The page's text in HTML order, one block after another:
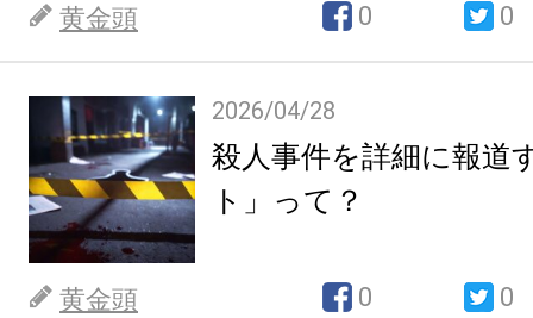
黄金頭 0 0
2026/04/28
殺人事件を詳細に報道
ト」って？
黄金頭 0 0